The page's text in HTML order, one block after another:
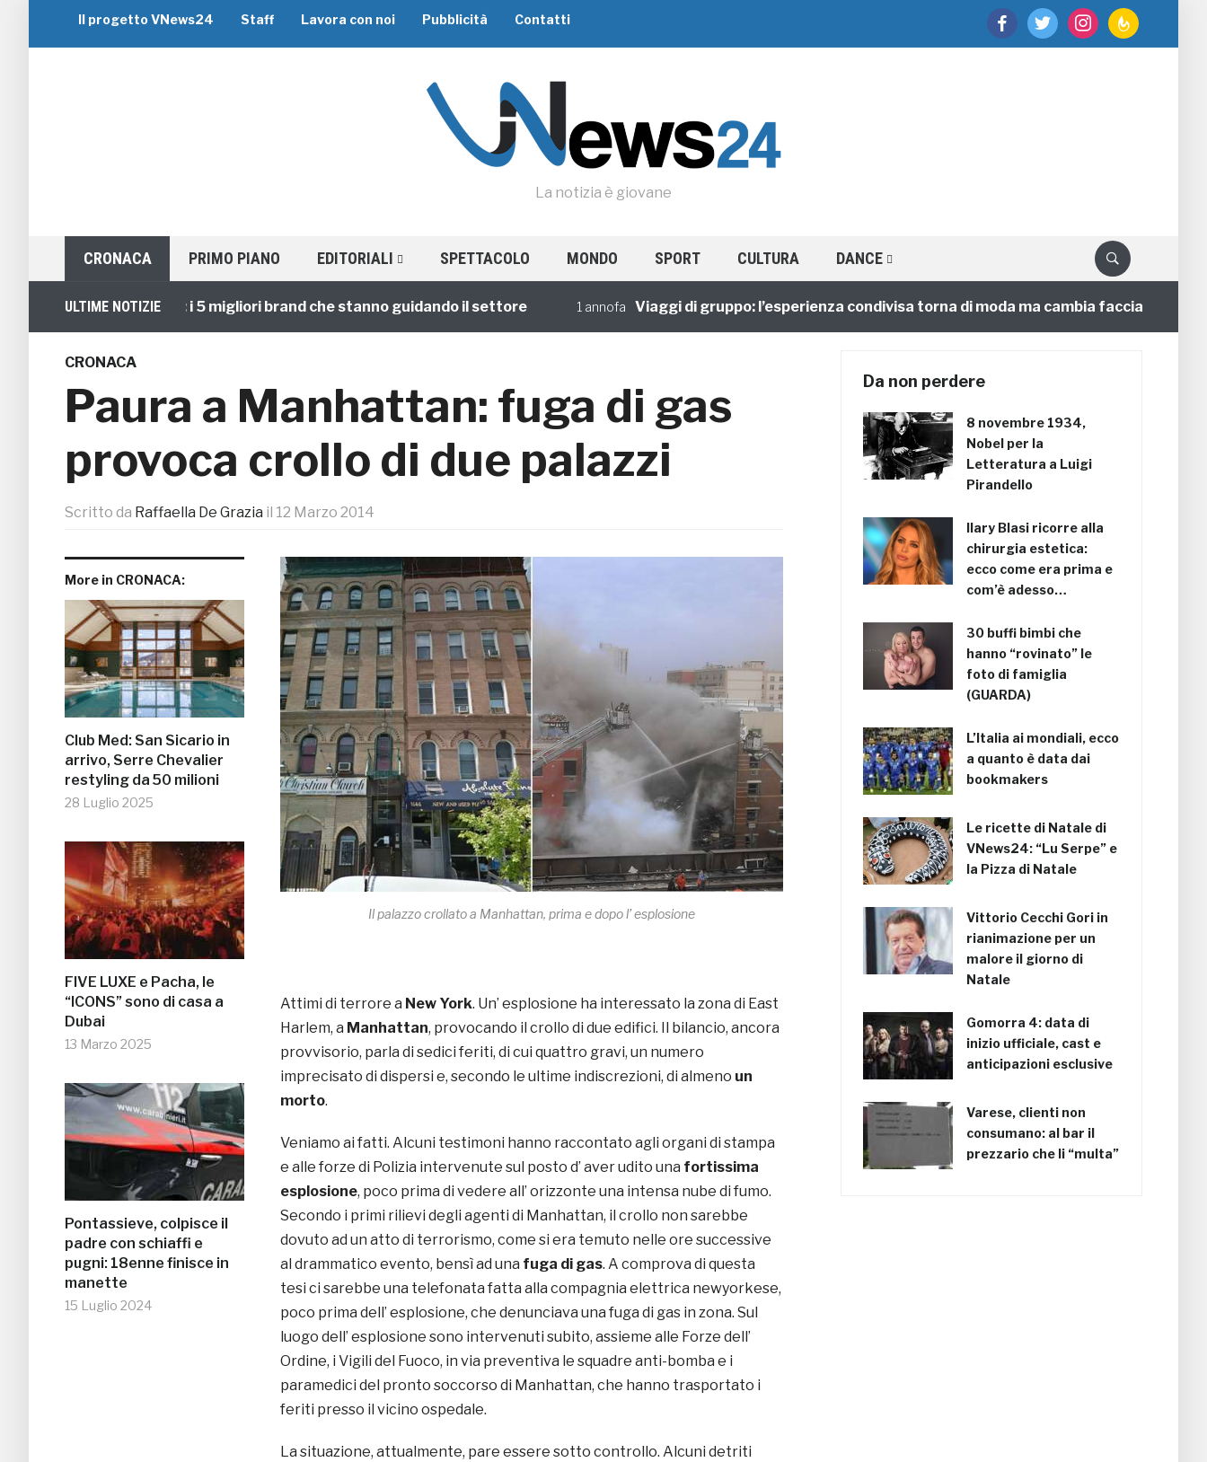
facebooktwitter instagramfeedburner
Il progetto VNews24 Staff Lavora con noi Pubblicità Contatti
La notizia è giovane
CRONACA PRIMO PIANO EDITORIALI SPETTACOLO MONDO SPORT CULTURA DANCE
ULTIME NOTIZIE
Viaggi di Gruppo: i 5 migliori brand che stanno guidando il settore 1 annofa Viaggi di gruppo: l’esperienza condivisa torna di moda ma cambia faccia
CRONACA
Paura a Manhattan: fuga di gas
provoca crollo di due palazzi
Scritto da Raffaella De Grazia il 12 Marzo 2014
More in CRONACA:
Club Med: San Sicario in
arrivo, Serre Chevalier
restyling da 50 milioni
28 Luglio 2025
FIVE LUXE e Pacha, le
“ICONS” sono di casa a
Dubai
13 Marzo 2025
Pontassieve, colpisce il
padre con schiaffi e
pugni: 18enne finisce in
manette
15 Luglio 2024
Il palazzo crollato a Manhattan, prima e dopo l’ esplosione
Attimi di terrore a New York. Un’ esplosione ha interessato la zona di East
Harlem, a Manhattan, provocando il crollo di due edifici. Il bilancio, ancora
provvisorio, parla di sedici feriti, di cui quattro gravi, un numero
imprecisato di dispersi e, secondo le ultime indiscrezioni, di almeno un
morto.
Veniamo ai fatti. Alcuni testimoni hanno raccontato agli organi di stampa
e alle forze di Polizia intervenute sul posto d’ aver udito una fortissima
esplosione, poco prima di vedere all’ orizzonte una intensa nube di fumo.
Secondo i primi rilievi degli agenti di Manhattan, il crollo non sarebbe
dovuto ad un atto di terrorismo, come si era temuto nelle ore successive
al drammatico evento, bensì ad una fuga di gas. A comprova di questa
tesi ci sarebbe una telefonata fatta alla compagnia elettrica newyorkese,
poco prima dell’ esplosione, che denunciava una fuga di gas in zona. Sul
luogo dell’ esplosione sono intervenuti subito, assieme alle Forze dell’
Ordine, i Vigili del Fuoco, in via preventiva le squadre anti-bomba e i
paramedici del pronto soccorso di Manhattan, che hanno trasportato i
feriti presso il vicino ospedale.
La situazione, attualmente, pare essere sotto controllo. Alcuni detriti
Da non perdere
8 novembre 1934,
Nobel per la
Letteratura a Luigi
Pirandello
Ilary Blasi ricorre alla
chirurgia estetica:
ecco come era prima e
com’è adesso…
30 buffi bimbi che
hanno “rovinato” le
foto di famiglia
(GUARDA)
L’Italia ai mondiali, ecco
a quanto è data dai
bookmakers
Le ricette di Natale di
VNews24: “Lu Serpe” e
la Pizza di Natale
Vittorio Cecchi Gori in
rianimazione per un
malore il giorno di
Natale
Gomorra 4: data di
inizio ufficiale, cast e
anticipazioni esclusive
Varese, clienti non
consumano: al bar il
prezzario che li “multa”